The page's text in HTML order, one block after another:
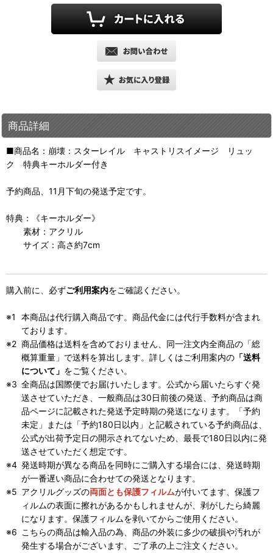
商品詳細
■商品名：崩壊：スターレイル キャストリスイメージ リュッ
ク 特典キーホルダー付き
予約商品、11月下旬の発送予定です。
特典：《キーホルダー》
素材：アクリル
サイズ：高さ約7cm
購入前に、必ずご利用案内をご確認ください。
本商品は代行購入商品です。商品代金には代行手数料が含まれ
ております。
商品価格は送料を含めておりません、同一注文内全商品の「総
概算重量」で送料を算出します。詳しくはご利用案内の 「送料
について」 をご覧ください。
全商品は国際便でお届けいたします。公式から届いたらすぐ発
送させていただき、一般商品は30日前後の発送、予約商品は商
品ページに記載された発送予定時期の発送になります。「予約
未定」または「予約180日以内」と記載されている予約商品は、
公式が出荷予定日の開示されてないため、最長で180日以内に発
送させていただく想定です。
発送時期が異なる商品を同時にご購入する場合には、発送時期
が一番遅い商品に合わせての発送となります。
アクリルグッズの両面とも保護フィルムが付いてます、保護フ
ィルムの表面に擦れがあるかもしれませんが、剥がしたら綺麗
になります。保護フィルムを剥いてからご使用ください。
こちらの商品は輸入品の為、商品の外装に多少の破損や汚れが
発生する場合がございます、ご了承の上ご注文ください。